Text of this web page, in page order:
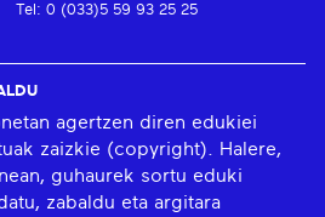
Tel: 0 (033)5 59 93 25 25
agertzen diren edukiei
zaizkie (copyright). Halere,
guhaurek sortu eduki
zabaldu eta argitara